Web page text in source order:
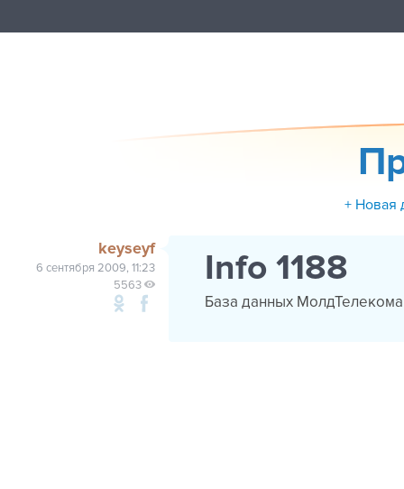
+ Новая
keyseyf
6 сентября 2009, 11:23
5563
Info 1188
База данных